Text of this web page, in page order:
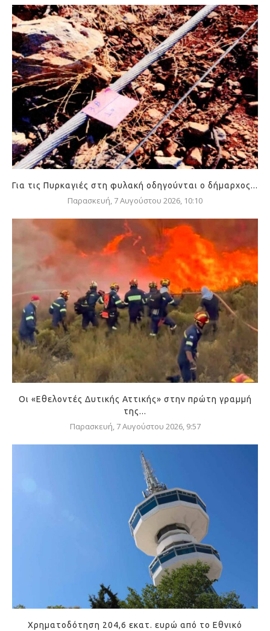
Για τις Πυρκαγιές στη φυλακή οδηγούνται ο δήμαρχος...
Παρασκευή, 7 Αυγούστου 2026, 10:10
Οι «Εθελοντές Δυτικής Αττικής» στην πρώτη γραμμή
της...
Παρασκευή, 7 Αυγούστου 2026, 9:57
Χρηματοδότηση 204,6 εκατ. ευρώ από το Εθνικό